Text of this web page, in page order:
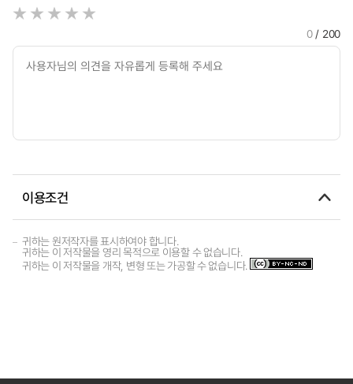
0/ 200
이용조건
귀하는 원저작자를 표시하여야 합니다.
귀하는 이 저작물을 영리 목적으로 이용할 수 없습니다.
귀하는 이 저작물을 개작, 변형 또는 가공할 수 없습니다.